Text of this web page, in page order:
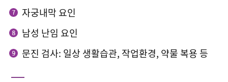
자궁내막 요인
남성 난임 요인
문진 검사: 일상 생활습관, 작업환경, 약물 복용 등